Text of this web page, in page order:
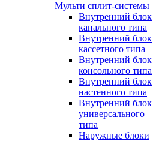
Мульти сплит-системы
Внутренний блок
канального типа
Внутренний блок
кассетного типа
Внутренний блок
консольного типа
Внутренний блок
настенного типа
Внутренний блок
универсального
типа
Наружные блоки